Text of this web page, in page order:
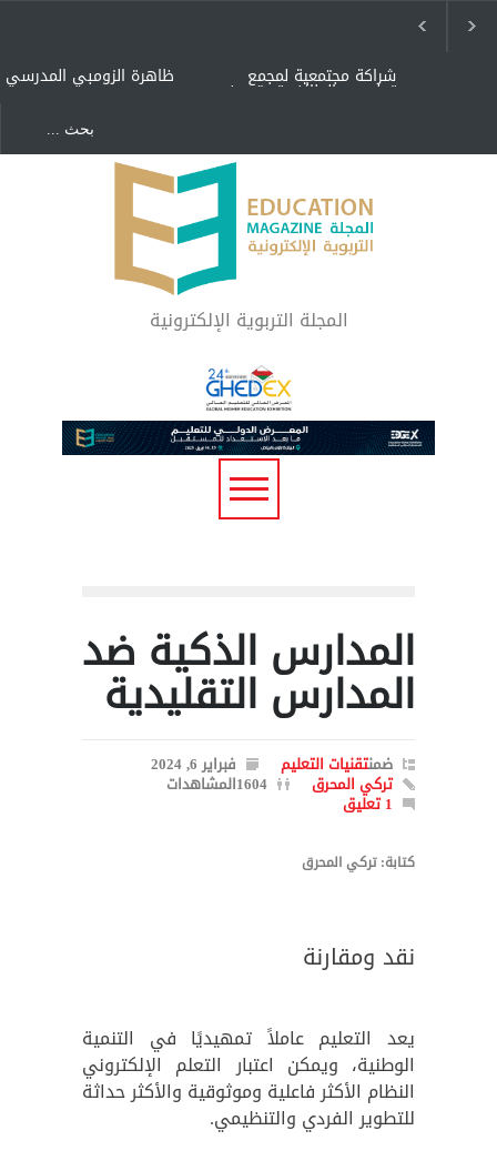
ظاهرة الزومبي المدرسي شراكة مجتمعية لمجمع
تعليمي بالطائف تستهدف
"كنت أنضرب ومافيني إلا
العافية" هل هذا مبرر
لاستمرار أسلوب التربية
المتوارث؟
لماذا تعد برامج توعية الأطفال
بخصوصية الجسد وقاية لا
فضول؟
المجلة التربوية الإلكترونية
المدارس الذكية ضد
المدارس التقليدية
ضمنتقنيات التعليم فبراير 6, 2024
تركي المحرق 1604المشاهدات
1 تعليق
كتابة: تركي المحرق
نقد ومقارنة
يعد التعليم عاملاً تمهيديًا في التنمية
الوطنية، ويمكن اعتبار التعلم الإلكتروني
النظام الأكثر فاعلية وموثوقية والأكثر حداثة
للتطوير الفردي والتنظيمي.